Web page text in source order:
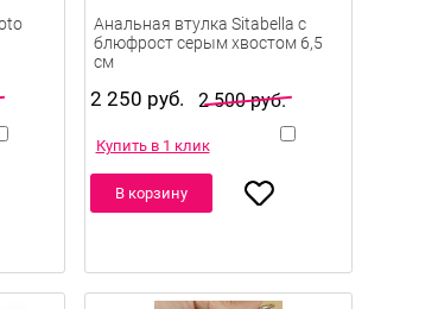
2 250 руб. 2 500 руб.
Купить в 1 клик
В корзину